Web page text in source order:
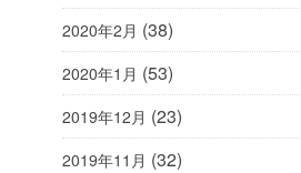
2020年2月 (38)
2020年1月 (53)
2019年12月 (23)
2019年11月 (32)